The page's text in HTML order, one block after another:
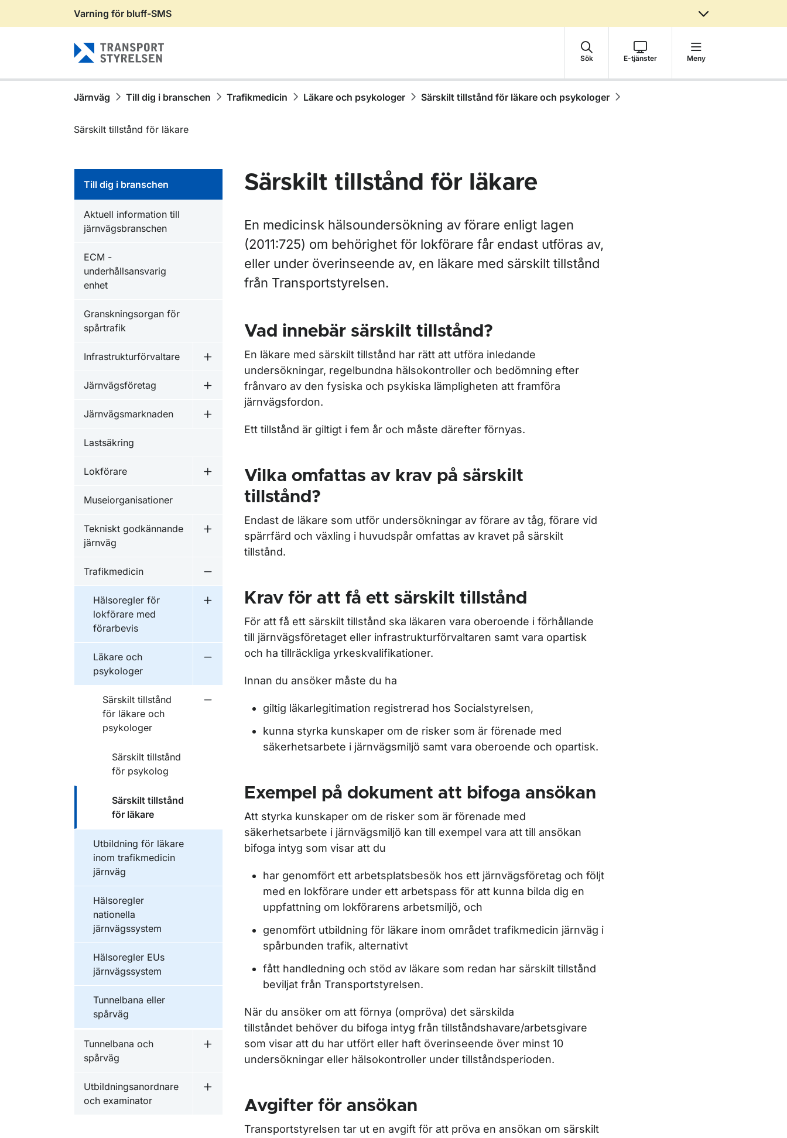
Gå till sidans innehåll
Varning för bluff-SMS
Sök E-tjänster Meny
Järnväg Till dig i branschen Trafikmedicin Läkare och psykologer Särskilt tillstånd för läkare och psykologer
Särskilt tillstånd för läkare
Till dig i branschen
Aktuell information till
järnvägsbranschen
ECM -
underhållsansvarig
enhet
Granskningsorgan för
spårtrafik
Infrastrukturförvaltare
Undermeny för Infrastrukturförvaltare
Järnvägsföretag
Undermeny för Järnvägsföretag
Järnvägsmarknaden
Undermeny för Järnvägsmarknaden
Lastsäkring
Lokförare
Undermeny för Lokförare
Museiorganisationer
Tekniskt godkännande
järnväg
Undermeny för Tekniskt godkännande järnväg
Trafikmedicin
Hälsoregler för
lokförare med
förarbevis
Undermeny för Hälsoregler för lokförare med förarbevis
Läkare och
psykologer
Särskilt tillstånd
för läkare och
psykologer
Undermeny för Särskilt tillstånd för läkare och psykologer
Särskilt tillstånd
för psykolog
Särskilt tillstånd
för läkare
Utbildning för läkare
inom trafikmedicin
järnväg
Hälsoregler
nationella
järnvägssystem
Hälsoregler EUs
järnvägssystem
Tunnelbana eller
spårväg
Tunnelbana och
spårväg
Undermeny för Tunnelbana och spårväg
Utbildningsanordnare
och examinator
Undermeny för Utbildningsanordnare och examinator
Särskilt tillstånd för läkare
En medicinsk hälsoundersökning av förare enligt lagen
(2011:725) om behörighet för lokförare får endast utföras av,
eller under överinseende av, en läkare med särskilt tillstånd
från Transportstyrelsen.
Vad innebär särskilt tillstånd?
En läkare med särskilt tillstånd har rätt att utföra inledande
undersökningar, regelbundna hälsokontroller och bedömning efter
frånvaro av den fysiska och psykiska lämpligheten att framföra
järnvägsfordon.
Ett tillstånd är giltigt i fem år och måste därefter förnyas.
Vilka omfattas av krav på särskilt
tillstånd?
Endast de läkare som utför undersökningar av förare av tåg, förare vid
spärrfärd och växling i huvudspår omfattas av kravet på särskilt
tillstånd.
Krav för att få ett särskilt tillstånd
För att få ett särskilt tillstånd ska läkaren vara oberoende i förhållande
till järnvägsföretaget eller infrastrukturförvaltaren samt vara opartisk
och ha tillräckliga yrkeskvalifikationer.
Innan du ansöker måste du ha
giltig läkarlegitimation registrerad hos Socialstyrelsen,
kunna styrka kunskaper om de risker som är förenade med
säkerhetsarbete i järnvägsmiljö samt vara oberoende och opartisk.
Exempel på dokument att bifoga ansökan
Att styrka kunskaper om de risker som är förenade med
säkerhetsarbete i järnvägsmiljö kan till exempel vara att till ansökan
bifoga intyg som visar att du
har genomfört ett arbetsplatsbesök hos ett järnvägsföretag och följt
med en lokförare under ett arbetspass för att kunna bilda dig en
uppfattning om lokförarens arbetsmiljö, och
genomfört utbildning för läkare inom området trafikmedicin järnväg i
spårbunden trafik, alternativt
fått handledning och stöd av läkare som redan har särskilt tillstånd
beviljat från Transportstyrelsen.
När du ansöker om att förnya (ompröva) det särskilda
tillståndet behöver du bifoga intyg från tillståndshavare/arbetsgivare
som visar att du har utfört eller haft överinseende över minst 10
undersökningar eller hälsokontroller under tillståndsperioden.
Avgifter för ansökan
Transportstyrelsen tar ut en avgift för att pröva en ansökan om särskilt